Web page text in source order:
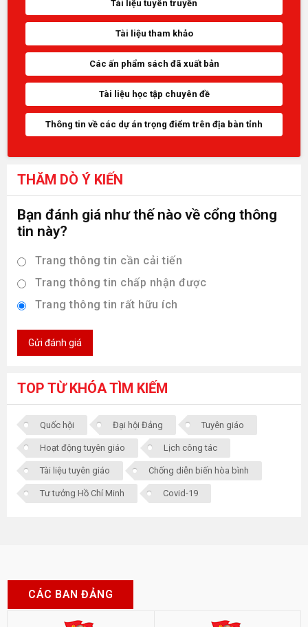
Tài liệu tuyên truyền
Tài liệu tham khảo
Các ấn phẩm sách đã xuất bản
Tài liệu học tập chuyên đề
Thông tin về các dự án trọng điểm trên địa bàn tỉnh
THĂM DÒ Ý KIẾN
Bạn đánh giá như thế nào về cổng thông
tin này?
Trang thông tin cần cải tiến
Trang thông tin chấp nhận được
Trang thông tin rất hữu ích
Gửi đánh giá
TOP TỪ KHÓA TÌM KIẾM
Quốc hội Đại hội Đảng Tuyên giáo
Hoạt động tuyên giáo Lịch công tác
Tài liệu tuyên giáo Chống diễn biến hòa bình
Tư tưởng Hồ Chí Minh Covid-19
CÁC BAN ĐẢNG